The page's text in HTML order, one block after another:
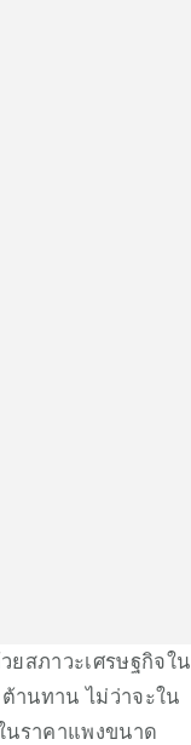
สภาวะเศรษฐกิจใน
านทาน ไม่ว่าจะใน
นราคาแพงขนาด